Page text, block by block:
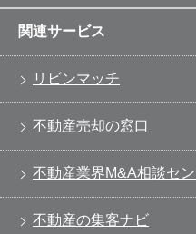
関連サービス
リビンマッチ
不動産売却の窓口
不動産業界M&A相談セ
不動産の集客ナビ